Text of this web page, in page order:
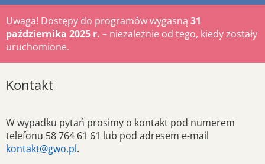
Uwaga! Dostępy do programów wygasną 31
października 2025 r. – niezależnie od tego, kiedy zostały
uruchomione.
Kontakt
W wypadku pytań prosimy o kontakt pod numerem
telefonu 58 764 61 61 lub pod adresem e-mail
kontakt@gwo.pl.